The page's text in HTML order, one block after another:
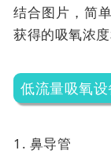
结合图片，简
获得的吸氧浓度
低流量吸氧设
1. 鼻导管